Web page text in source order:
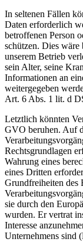
In seltenen Fällen
Daten erforderlich
betroffenen Person
schützen. Dies
unserem Betrieb
sein Alter, seine
Informationen an
weitergegeben
Art. 6 Abs. 1 lit. d
Letztlich könnten
GVO beruhen. Auf
Rechtsgrundlagen
Wahrung eines
eines Dritten
Grundfreiheiten des
sie durch den
wurden. Er vertrat
Interesse
Unternehmens sind